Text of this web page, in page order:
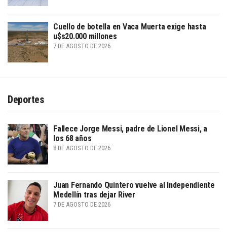
Cuello de botella en Vaca Muerta exige hasta
u$s20.000 millones
7 DE AGOSTO DE 2026
Deportes
Fallece Jorge Messi, padre de Lionel Messi, a
los 68 años
8 DE AGOSTO DE 2026
Juan Fernando Quintero vuelve al Independiente
Medellín tras dejar River
7 DE AGOSTO DE 2026